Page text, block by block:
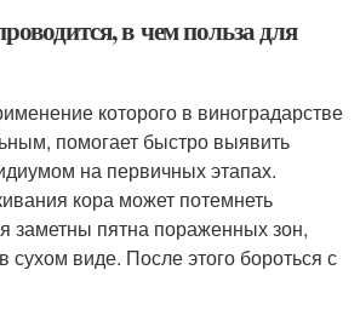
в чем польза для
которого в виноградарстве
помогает быстро выявить
на первичных этапах.
кора может потемнеть
заметны пятна пораженных зон,
сухом виде. После этого бороться с